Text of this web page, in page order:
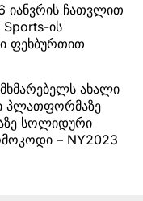
იანვრის ჩათვლით
Sports-ის
ფეხბურთით
ახალი
პლათფორმაზე
სოლიდური
– NY2023